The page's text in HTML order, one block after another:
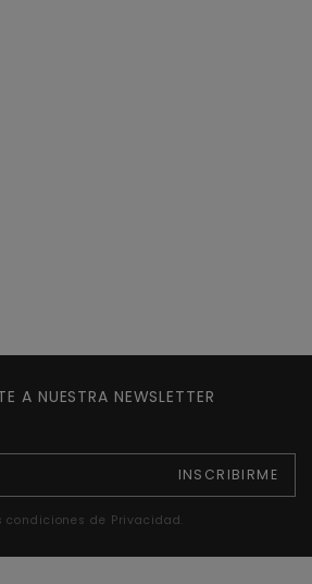
A NUESTRA NEWSLETTER
INSCRIBIRME
de Privacidad.